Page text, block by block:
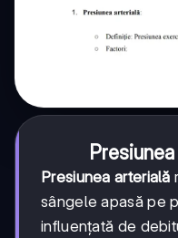
Presiunea arterială
sângele apasă pe
influențată de